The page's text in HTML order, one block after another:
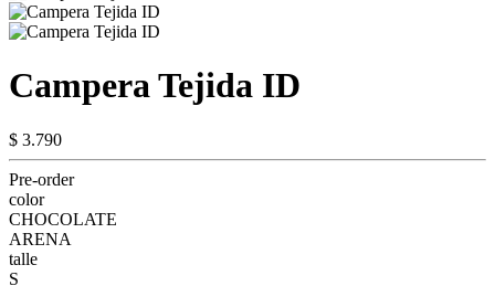
Campera Tejida ID
$ 3.790
Pre-order
color
CHOCOLATE
ARENA
talle
S